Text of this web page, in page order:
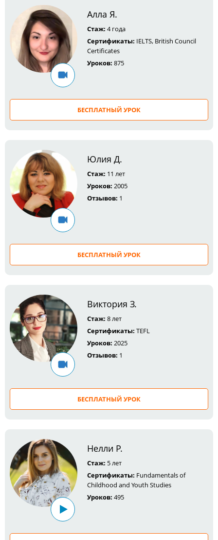
Алла Я.
Стаж: 4 года
Сертификаты: IELTS, British Council
Сertificates
Уроков: 875
БЕСПЛАТНЫЙ УРОК
Юлия Д.
Стаж: 11 лет
Уроков: 2005
Отзывов: 1
БЕСПЛАТНЫЙ УРОК
Виктория З.
Стаж: 8 лет
Сертификаты: TEFL
Уроков: 2025
Отзывов: 1
БЕСПЛАТНЫЙ УРОК
Нелли Р.
Стаж: 5 лет
Сертификаты: Fundamentals of
Childhood and Youth Studies
Уроков: 495